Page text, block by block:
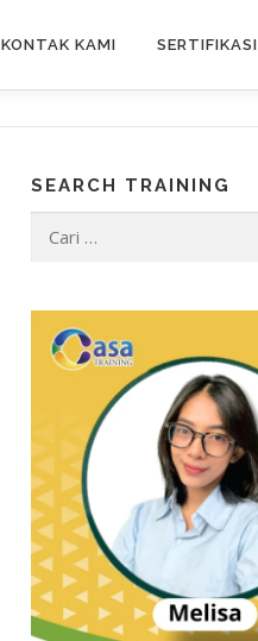
KONTAK KAMI SERTIFIKASI
SEARCH TRAINING
untuk: